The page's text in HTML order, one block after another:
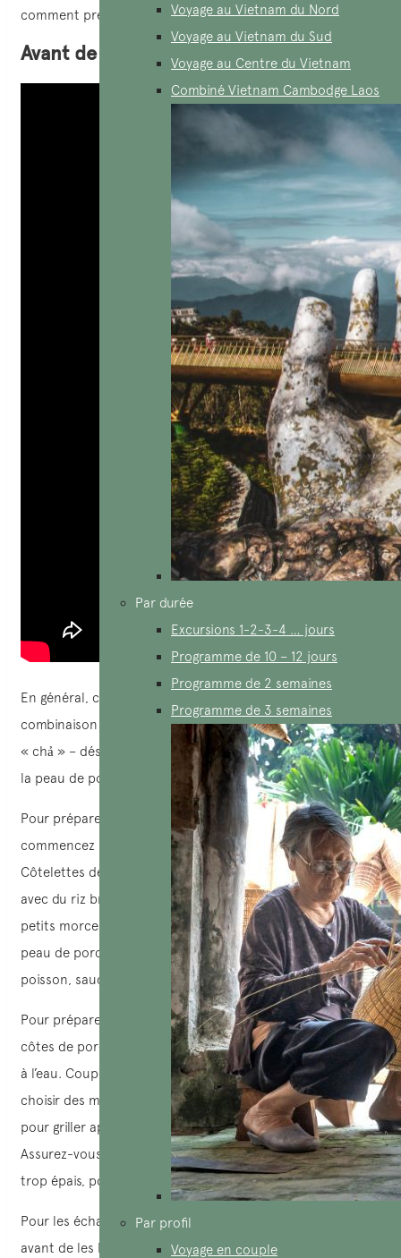
Voyage au Vietnam du Nord
Voyage au Vietnam du Sud
Voyage au Centre du Vietnam
Combiné Vietnam Cambodge Laos
Par durée
Excursions 1-2-3-4 … jours
Programme de 10 – 12 jours
Programme de 2 semaines
Programme de 3 semaines
Par profil
Voyage en couple
comment préparer ce plat, suivez ces instructions !
Avant de cuisiner le Com Tam
En général, ce plat est très simple à préparer. La
combinaison des 3 éléments principaux : porc grillé,
« chả » – désigne les omelettes vietnamiennes à la vapeur,
la peau de porc râpée – crée une explosion de saveurs.
Pour préparer du cơm tấm – le riz brisé chez vous,
commencez par rassembler les ingrédients suivants :
Côtelettes de por
c ou ribs, échalottes, le riz brisé (fait
avec du riz brisé spécial, un type de riz jasmin divisé en
petits morceaux),
sodium, huile alimentaire, miel, œufs,
peau de porc, poudre de riz grillé, citron, piment, sauce de
poisson, sauce soja, concombres, pickles, tomates.
Pour préparer les ingrédients, commencez par nettoyer les
côtes de porc en les frottant avec du sel et en les rinçant
à l’eau. Coupez-les en petites bandes. Vous pouvez aussi
choisir des morceaux de côtes de porc tendres, idéaux
pour griller après la marinade, selon vos préférences.
Assurez-vous de ne pas couper les morceaux de viande
trop épais, pour que la marinade soit bien absorbée.
Pour les échalottes et les ails, lavez-les soigneusement
avant de les hacher finement. Lavez également les